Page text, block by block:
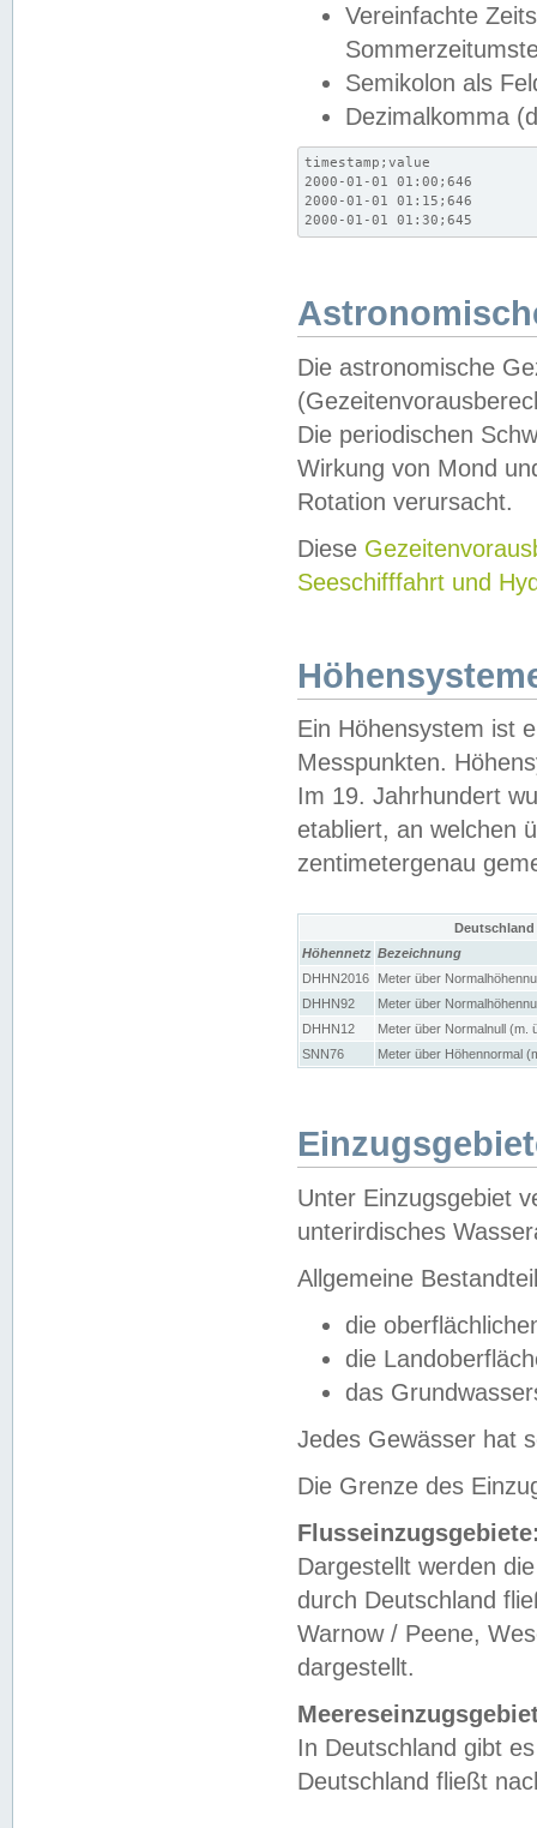
Vereinfachte
Semikolon als
Dezimalkomma
timestamp;value
2000-01-01 01:00;646
2000-01-01 01:15;646
2000-01-01 01:30;645
Die astronomische
Die periodischen
Wirkung von Mond
Rotation verursacht.
Diese
Seeschifffahrt und
Ein Höhensystem ist
Messpunkten.
Im 19. Jahrhundert
etabliert, an welchen
zentimetergenau
Höhennetz Bezeichnung
DHHN2016
Meter über
DHHN92
Meter über
DHHN12
Meter über Normalnull (m.
SNN76
Meter über Höhennormal
Unter Einzugsgebiet
unterirdisches
Allgemeine
die
die
das
Jedes Gewässer hat
Die Grenze des
Dargestellt werden
durch Deutschland
Warnow / Peene,
dargestellt.
In Deutschland gibt
Deutschland fließt